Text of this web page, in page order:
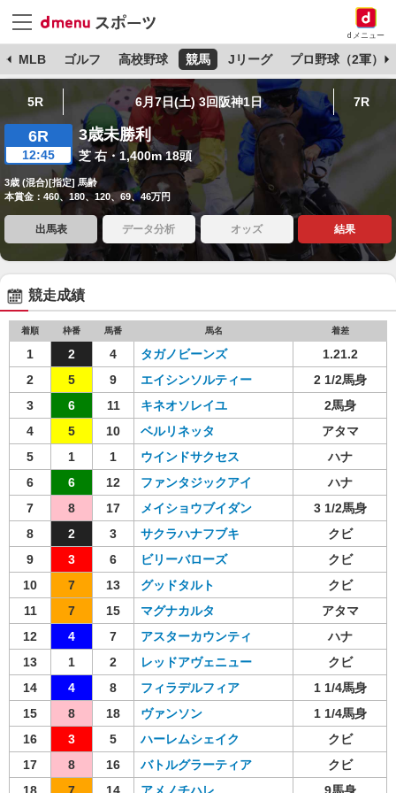
dメニュー
MLB ゴルフ 高校野球 競馬 Jリーグ プロ野球（2軍）
5R 6月7日(土) 3回阪神1日 7R
6R
12:45
3歳未勝利
芝 右・1,400m 18頭
3歳 (混合)[指定] 馬齢
本賞金：460、180、120、69、46万円
出馬表 データ分析 オッズ 結果
競走成績
着順 枠番 馬番 馬名 着差
1 2 4 タガノビーンズ
1.21.2
2
5 9 エイシンソルティー
2 1/2馬身
3
6 11 キネオソレイユ
2馬身
4
5 10 ベルリネッタ
アタマ
5
1 1 ウインドサクセス
ハナ
6
6 12 ファンタジックアイ
ハナ
7
8 17 メイショウブイダン
3 1/2馬身
8
2 3 サクラハナフブキ
クビ
9
3 6 ビリーバローズ
クビ
10
7 13 グッドタルト
クビ
11
7 15 マグナカルタ
アタマ
12
4 7 アスターカウンティ
ハナ
13
1 2 レッドアヴェニュー
クビ
14
4 8 フィラデルフィア
1 1/4馬身
15
8 18 ヴァンソン
1 1/4馬身
16
3 5 ハーレムシェイク
クビ
17
8 16 バトルグラーティア
クビ